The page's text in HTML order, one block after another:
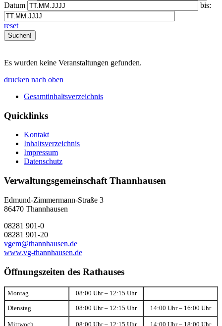
Datum
bis:
reset
Es wurden keine Veranstaltungen gefunden.
drucken nach oben
Gesamtinhaltsverzeichnis
Quicklinks
Kontakt
Inhaltsverzeichnis
Impressum
Datenschutz
Verwaltungsgemeinschaft Thannhausen
Edmund-Zimmermann-Straße 3
86470 Thannhausen
08281 901-0
08281 901-20
vgem@thannhausen.de
www.vg-thannhausen.de
Öffnungszeiten des Rathauses
Montag 08:00 Uhr – 12:15 Uhr
Dienstag 08:00 Uhr – 12:15 Uhr 14:00 Uhr – 16:00 Uhr